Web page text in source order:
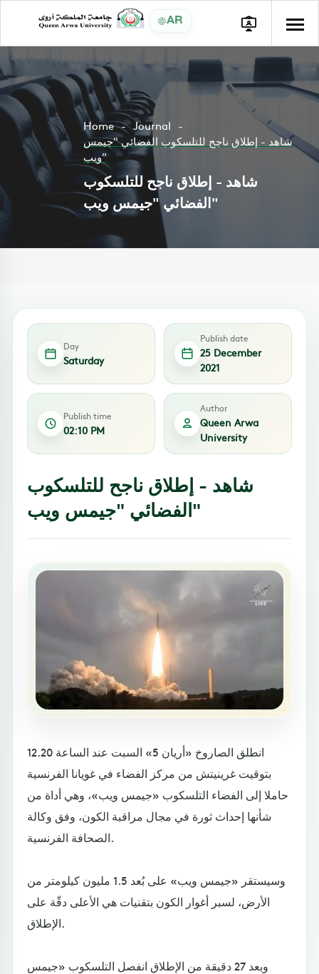
AR
Home
Journal
شاهد - إطلاق ناجح للتلسكوب الفضائي "جيمس
ويب"
شاهد - إطلاق ناجح للتلسكوب
الفضائي "جيمس ويب"
Day
Saturday
Publish date
25 December
2021
Publish time
02:10 PM
Author
Queen Arwa
University
شاهد - إطلاق ناجح للتلسكوب
الفضائي "جيمس ويب"
انطلق الصاروخ «أريان 5» السبت عند الساعة 12.20
بتوقيت غرينيتش من مركز الفضاء في غويانا الفرنسية
حاملا إلى الفضاء التلسكوب «جيمس ويب»، وهي أداة من
شأنها إحداث ثورة في مجال مراقبة الكون، وفق وكالة
الصحافة الفرنسية.
وسيستقر «جيمس ويب» على بُعد 1.5 مليون كيلومتر من
الأرض، لسبر أغوار الكون بتقنيات هي الأعلى دقّة على
الإطلاق.
وبعد 27 دقيقة من الإطلاق انفصل التلسكوب «جيمس